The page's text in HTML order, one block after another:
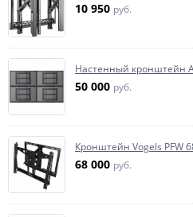
10 950 руб.
Настенный кронштейн
50 000 руб.
Кронштейн Vogels PFW
68 000 руб.